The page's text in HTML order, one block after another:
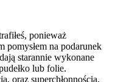
ponieważ
na podarunek
starannie wykonane
lub folie.
oraz superchłonnością.